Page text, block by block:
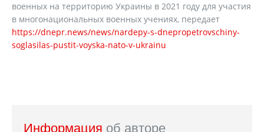
военных на территорию Украины в 2021 году для участия
в многонациональных военных учениях, передает
https://dnepr.news/news/nardepy-s-dnepropetrovschiny-
soglasilas-pustit-voyska-nato-v-ukrainu
Информация об авторе